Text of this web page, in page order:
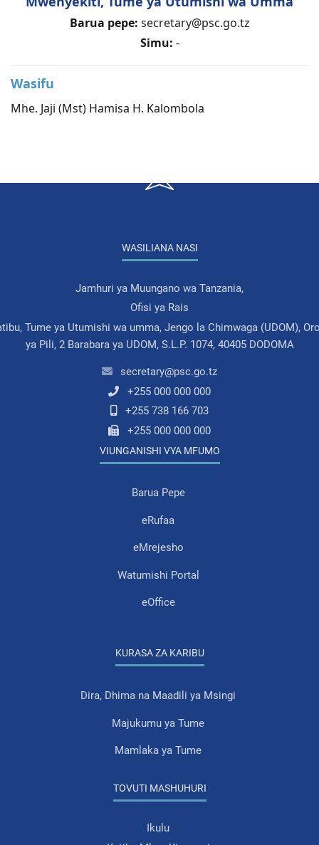
Barua pepe: secretary@psc.go.tz
Simu: -
Wasifu
Mhe. Jaji (Mst) Hamisa H. Kalombola
WASILIANA NASI
Jamhuri ya Muungano wa Tanzania,
Ofisi ya Rais
Tume ya Utumishi wa umma, Jengo la Chimwaga (UDOM),
ya Pili, 2 Barabara ya UDOM, S.L.P. 1074, 40405 DODOMA
secretary@psc.go.tz
+255 000 000 000
+255 738 166 703
+255 000 000 000
VIUNGANISHI VYA MFUMO
Barua Pepe
eRufaa
eMrejesho
Watumishi Portal
eOffice
KURASA ZA KARIBU
Dira, Dhima na Maadili ya Msingi
Majukumu ya Tume
Mamlaka ya Tume
TOVUTI MASHUHURI
Ikulu